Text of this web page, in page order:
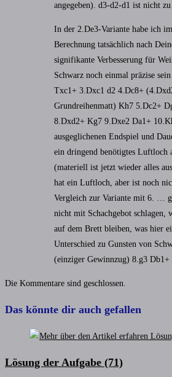
angegeben). d3-d2-d1 ist nicht
In der 2.De3-Variante habe ich
Berechnung tatsächlich nach
signifikante Verbesserung für
Schwarz noch einmal präzise
Txc1+ 3.Dxc1 d2 4.Dc8+
Grundreihenmatt) Kh7 5.Dc2+
8.Dxd2+ Kg7 9.Dxe2 Da1+
ausgeglichenen Endspiel und
ein dringend benötigtes
(materiell ist jetzt wieder alles
hat ein Luftloch, aber ist noch
Vergleich zur Variante mit 6. …
nicht mit Schachgebot schlagen,
auf dem Brett bleiben, was hier
Unterschied zu Gunsten von
(einziger Gewinnzug) 8.g3
Die Kommentare sind geschlossen.
Das könnte dir auch gefallen
Lösung der Aufgabe (71)